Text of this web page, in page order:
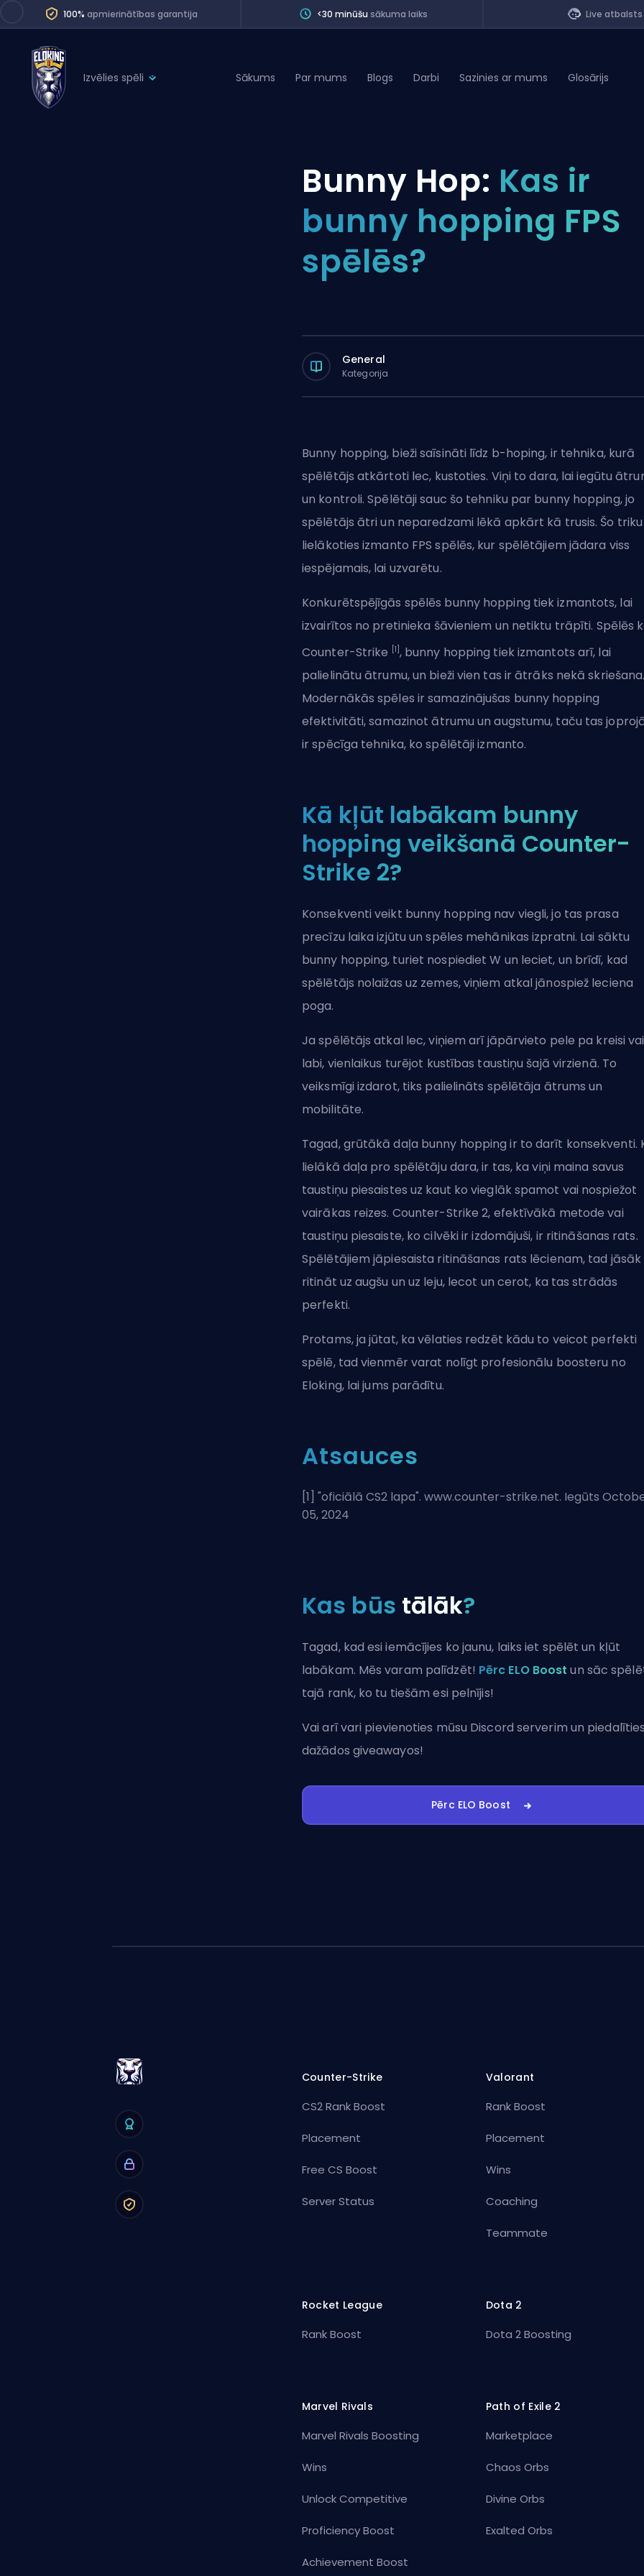
100% apmierinātības garantija <30 minūšu sākuma laiks Live atbalsts
Izvēlies spēli
Division Boost
Coaching
Sākums Par mums Blogs Darbi Sazinies ar mums Glosārijs
Bunny Hop: Kas ir
bunny hopping FPS
spēlēs?
General
Kategorija
Bunny hopping, bieži saīsināti līdz b-hoping, ir tehnika, kurā
spēlētājs atkārtoti lec, kustoties. Viņi to dara, lai iegūtu
un kontroli. Spēlētāji sauc šo tehniku par bunny hopping, jo
spēlētājs ātri un neparedzami lēkā apkārt kā trusis. Šo triku
lielākoties izmanto FPSspēlēs, kur spēlētājiem jādara viss
iespējamais, lai uzvarētu.
Konkurētspējīgās spēlēs bunny hopping tiek izmantots, lai
izvairītos no pretinieka šāvieniem un netiktu trāpīti. Spēlēs
Counter-Strike
[1] , bunny hopping tiek izmantots arī, lai
palielinātu ātrumu, un bieži vien tas ir ātrāks nekā
Modernākās spēles ir samazinājušas bunny hopping
efektivitāti, samazinot ātrumu un augstumu, taču tas
ir spēcīga tehnika, ko spēlētāji izmanto.
Kā kļūt labākam bunny
hopping veikšanā Counter-
Strike 2?
Konsekventi veikt bunny hopping nav viegli, jo tas prasa
precīzu laika izjūtu un spēles mehānikas izpratni. Lai sāktu
bunny hopping, turiet nospiediet W un leciet, un brīdī, kad
spēlētājs nolaižas uz zemes, viņiem atkal jānospiež leciena
poga.
Ja spēlētājs atkal lec, viņiem arī jāpārvieto pele pa kreisi
labi, vienlaikus turējot kustības taustiņu šajā virzienā. To
veiksmīgi izdarot, tiks palielināts spēlētāja ātrums un
mobilitāte.
Tagad, grūtākā daļa bunny hopping ir to darīt konsekventi.
lielākā daļa pro spēlētāju dara, ir tas, ka viņi maina savus
taustiņu piesaistes uz kaut ko vieglāk spamot vai nospiežot
vairākas reizes. Counter-Strike 2, efektīvākā metode vai
taustiņu piesaiste, ko cilvēki ir izdomājuši, ir ritināšanas rats.
Spēlētājiem jāpiesaista ritināšanas rats lēcienam, tad jāsāk
ritināt uz augšu un uz leju, lecot un cerot, ka tas strādās
perfekti.
Protams, ja jūtat, ka vēlaties redzēt kādu to veicot perfekti
spēlē, tad vienmēr varat nolīgt profesionālu boosteru no
Eloking, lai jums parādītu.
Atsauces
[1] "oficiālā CS2 lapa". www.counter-strike.net. Iegūts
05, 2024
Kas būs tālāk?
Tagad, kad esi iemācījies ko jaunu, laiks iet spēlēt un kļūt
labākam. Mēs varam palīdzēt! Pērc ELO Boost un sāc
tajā rank, ko tu tiešām esi pelnījis!
Vai arī vari pievienoties mūsu Discord serverim un
dažādos giveawayos!
Pērc ELO Boost
Counter-Strike
CS2 Rank Boost
Placement
Free CS Boost
Server Status
Valorant
Rank Boost
Placement
Wins
Coaching
Teammate
Rocket League
Rank Boost
Dota 2
Dota 2 Boosting
Marvel Rivals
Marvel Rivals Boosting
Wins
Unlock Competitive
Proficiency Boost
Achievement Boost
Path of Exile 2
Marketplace
Chaos Orbs
Divine Orbs
Exalted Orbs